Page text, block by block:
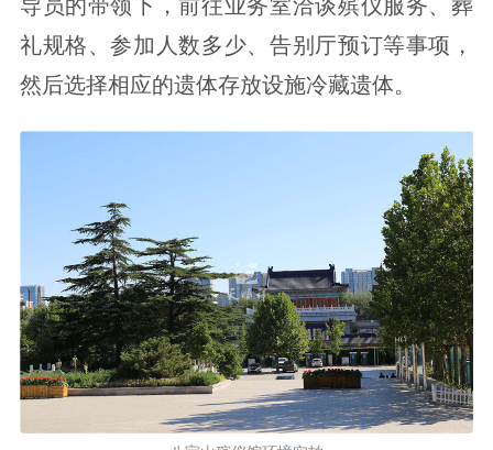
导员的带领下，前往业务室洽谈殡仪服务、葬
礼规格、参加人数多少、告别厅预订等事项，
然后选择相应的遗体存放设施冷藏遗体。